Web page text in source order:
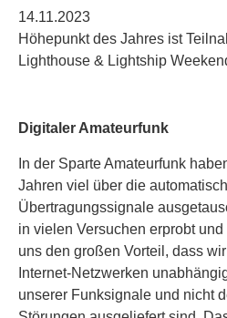
14.11.2023
Höhepunkt des Jahres ist
Lighthouse & Lightship
Digitaler Amateurfunk
In der Sparte Amateurfunk
Jahren viel über die
Übertragungssignale
in vielen Versuchen erprobt
uns den großen Vorteil, dass
Internet-Netzwerken
unserer Funksignale und nicht